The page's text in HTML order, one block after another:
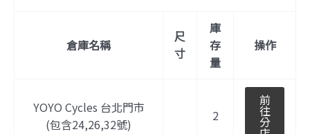
倉庫名稱
尺
寸
庫
存
量
操作
YOYO Cycles 台北門市
(包含24,26,32號)
2
前
往
分